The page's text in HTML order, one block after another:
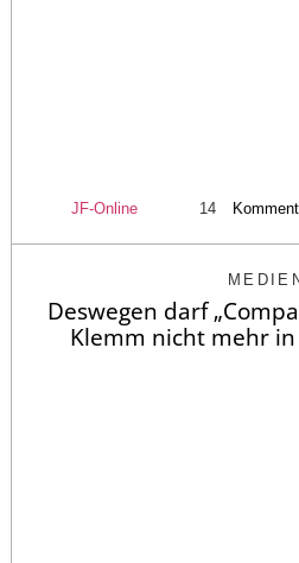
JF-Online 14
Deswegen darf
Klemm nicht mehr